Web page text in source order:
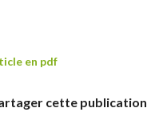
en pdf
cette publication